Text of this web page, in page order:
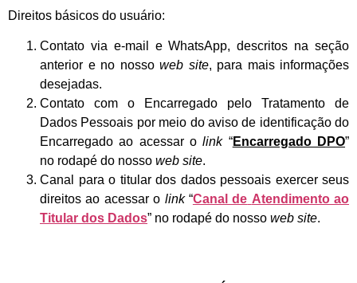
Direitos básicos do usuário:
Contato via e-mail e WhatsApp, descritos na seção
anterior e no nosso web site, para mais informações
desejadas.
Contato com o Encarregado pelo Tratamento de
Dados Pessoais por meio do aviso de identificação do
Encarregado ao acessar olink“Encarregado DPO”
no rodapé do nosso web site.
Canal para o titular dos dados pessoais exercer seus
direitos ao acessar o link“Canal de Atendimento ao
Titular dos Dados” no rodapé do nosso web site.